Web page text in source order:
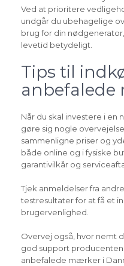
Ved at prioritere
undgår du ubehagelige
brug for din
levetid betydeligt.
Tips til
Når du skal investere i
gøre sig nogle
sammenligne priser og
både online og i fysiske
garantivilkår og
Tjek anmeldelser fra
testresultater for at få et
brugervenlighed.
Overvej også, hvor nemt
god support
anbefalede mærker i